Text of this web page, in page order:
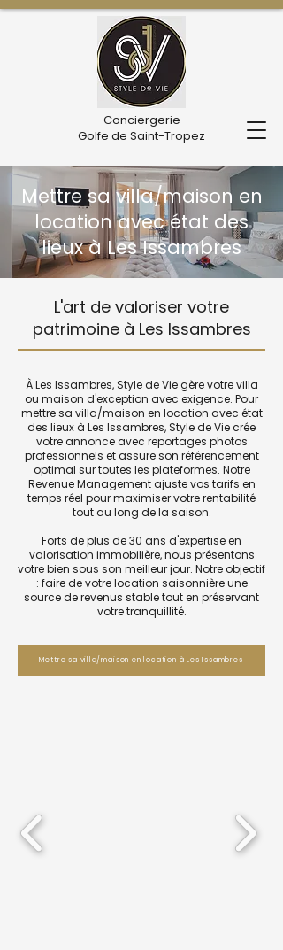
Conciergerie
Golfe de Saint-Tropez
Mettre sa villa/maison en
location avec état des
lieux à Les Issambres
L'art de valoriser votre
patrimoine à Les Issambres
À Les Issambres, Style de Vie gère votre villa
ou maison d'exception avec exigence. Pour
mettre sa villa/maison en location avec état
des lieux à Les Issambres, Style de Vie crée
votre annonce avec reportages photos
professionnels et assure son référencement
optimal sur toutes les plateformes. Notre
Revenue Management ajuste vos tarifs en
temps réel pour maximiser votre rentabilité
tout au long de la saison.
Forts de plus de 30 ans d'expertise en
valorisation immobilière, nous présentons
votre bien sous son meilleur jour. Notre objectif
: faire de votre location saisonnière une
source de revenus stable tout en préservant
votre tranquillité.
Mettre sa villa/maison en location à Les Issambres